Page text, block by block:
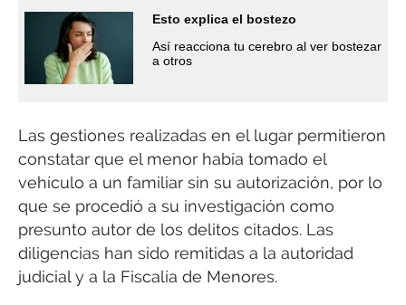
Esto explica el bostezo
Así reacciona tu cerebro al ver bostezar
a otros
Las gestiones realizadas en el lugar permitieron
constatar que el menor había tomado el
vehículo a un familiar sin su autorización, por lo
que se procedió a su investigación como
presunto autor de los delitos citados. Las
diligencias han sido remitidas a la autoridad
judicial y a la Fiscalía de Menores.